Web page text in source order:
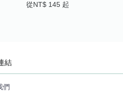
從NT$ 145 起
結
們